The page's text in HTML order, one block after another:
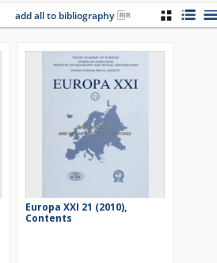
add all to bibliography
Europa XXI 21 (2010),
Contents